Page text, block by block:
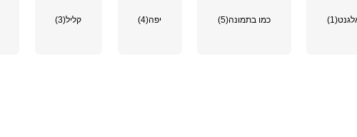
(1) כמו בתמונה(5) יפה(4) קליל(3)